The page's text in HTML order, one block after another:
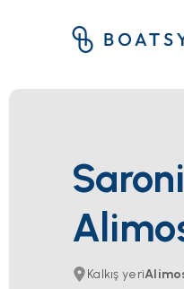
Kalkış yeri